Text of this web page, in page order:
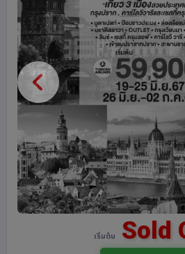
เริ่มต้น Sold